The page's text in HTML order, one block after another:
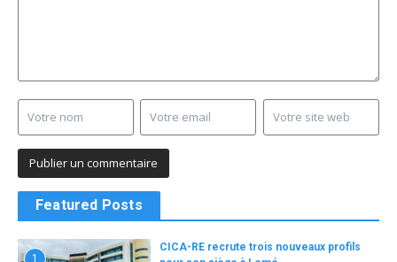
Featured Posts
1
CICA-RE recrute trois nouveaux profils